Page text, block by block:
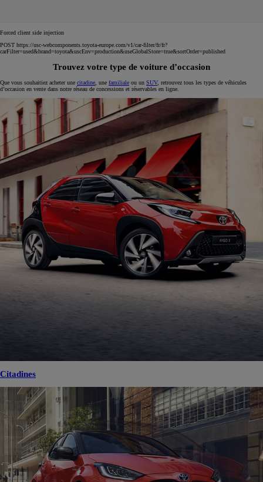
Forced client side injection
POST https://usc-webcomponents.toyota-europe.com/v1/car-filter/fr/fr?
carFilter=used&brand=toyota&uscEnv=production&useGlobalStore=true&sortOrder=published
Trouvez votre type de voiture d’occasion
Que vous souhaitiez acheter une citadine , une familiale ou un SUV, retrouvez tous les types de véhicules
d’occasion en vente dans notre réseau de concessions et réservables en ligne.
Citadines